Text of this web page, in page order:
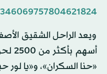
ويعد الراحل الشقيق
«حنا السكران»، و«يا لور